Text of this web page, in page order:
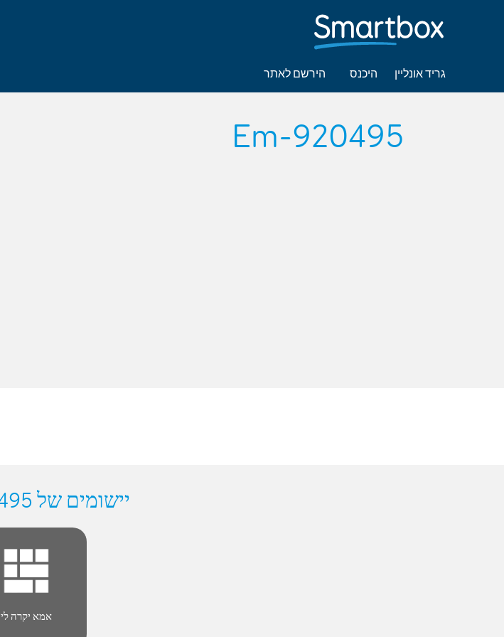
גריד אונליין היכנס הירשם לאתר
Em-920495
יישומים של Em-920495
אמא יקרה לי